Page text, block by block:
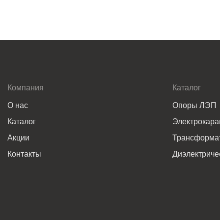
Компания
О нас
Каталог
Акции
Контакты
Каталог
Опоры ЛЭП